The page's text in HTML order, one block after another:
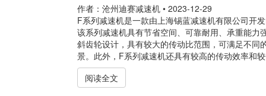
作者：沧州迪赛减速机 • 2023-12-29
F系列减速机是一款由上海锡蓝减速机有限公司开
该系列减速机具有节省空间、可靠耐用、承重能
斜齿轮设计，具有较大的传动比范围，可满足不
景。此外，F系列减速机还具有较高的传动效率和
阅读全文